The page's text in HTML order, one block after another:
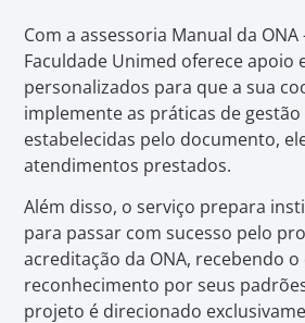
Com a assessoria Manual da ONA
Faculdade Unimed oferece apoio
personalizados para que a sua
implemente as práticas de gestão
estabelecidas pelo documento,
atendimentos prestados.
Além disso, o serviço prepara
para passar com sucesso pelo
acreditação da ONA, recebendo o
reconhecimento por seus
projeto é direcionado